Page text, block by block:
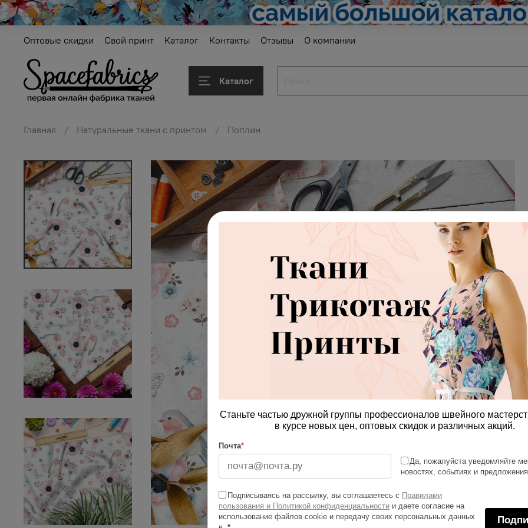
Оптовые скидки Свой принт Каталог Контакты Отзывы О компании
Каталог
Главная Натуральные ткани с принтом Поплин
Станьте частью дружной группы профессионалов швейного
в курсе новых цен, оптовых скидок и различных акций.
Почта*
Да, пожалуйста уведомляйте
новостях, событиях и
Подписываясь на рассылку, вы соглашаетесь с Правилами
пользования и Политикой конфиденциальности и даете согласие на
использование файлов cookie и передачу своих персональных данных